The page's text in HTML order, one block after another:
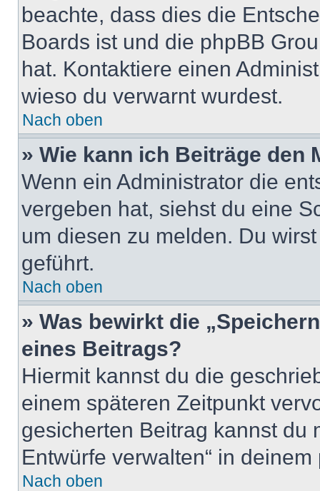
beachte, dass dies die
Boards ist und die phpBB
hat. Kontaktiere einen
wieso du verwarnt wurdest.
Nach oben
» Wie kann ich Beiträge den
Wenn ein Administrator die
vergeben hat, siehst du eine
um diesen zu melden. Du
geführt.
Nach oben
» Was bewirkt die
eines Beitrags?
Hiermit kannst du die
einem späteren Zeitpunkt
gesicherten Beitrag kannst du
Entwürfe verwalten“ in
Nach oben